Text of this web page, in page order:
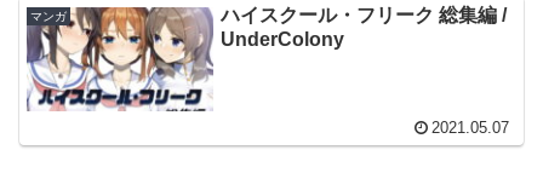
マンガ
ハイスクール・フリーク 総集編 /
UnderColony
2021.05.07